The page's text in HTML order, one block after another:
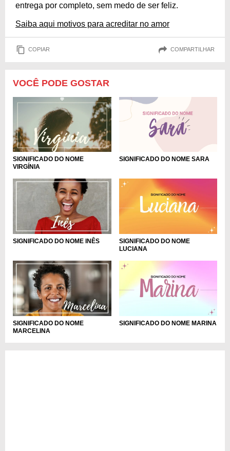
entrega por completo, sem medo de ser feliz.
Saiba aqui motivos para acreditar no amor
COPIAR COMPARTILHAR
VOCÊ PODE GOSTAR
SIGNIFICADO DO NOME
VIRGÍNIA
SIGNIFICADO DO NOME SARA
SIGNIFICADO DO NOME INÊS
SIGNIFICADO DO NOME
LUCIANA
SIGNIFICADO DO NOME
MARCELINA
SIGNIFICADO DO NOME MARINA